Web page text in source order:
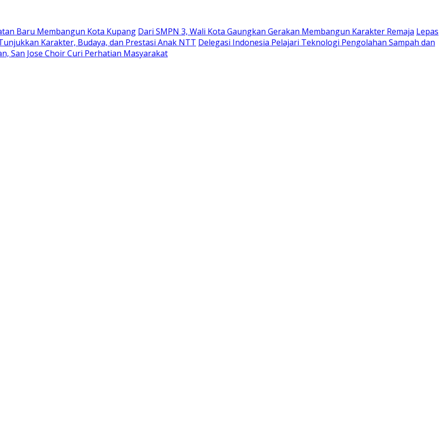
Baru Membangun Kota Kupang Dari SMPN 3, Wali Kota Gaungkan Gerakan Membangun Karakter Remaja Lepas
Karakter, Budaya, dan Prestasi Anak NTT Delegasi Indonesia Pelajari Teknologi Pengolahan Sampah dan
San Jose Choir Curi Perhatian Masyarakat